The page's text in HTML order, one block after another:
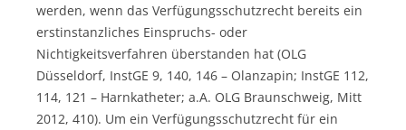
werden, wenn das Verfügungsschutzrecht bereits ein
erstinstanzliches Einspruchs- oder
Nichtigkeitsverfahren überstanden hat (OLG
Düsseldorf, InstGE 9, 140, 146 – Olanzapin; InstGE 112,
114, 121 – Harnkatheter; a.A. OLG Braunschweig, Mitt
2012, 410). Um ein Verfügungsschutzrecht für ein